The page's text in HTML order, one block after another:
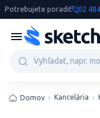
Potrebujete poradiť 02
Domov Kancelária